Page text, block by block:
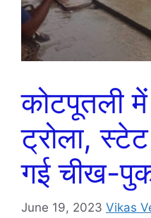
कोटपूतली
ट्रोला,
गई चीख-
June 19, 2023 Vikas